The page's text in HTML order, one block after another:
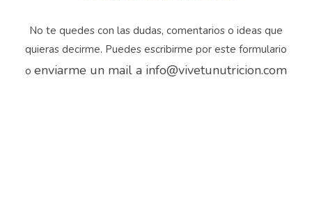
No te quedes con las dudas, comentarios o ideas que
quieras decirme. Puedes escribirme por este formulario
o enviarme un mail a info@vivetunutricion.com